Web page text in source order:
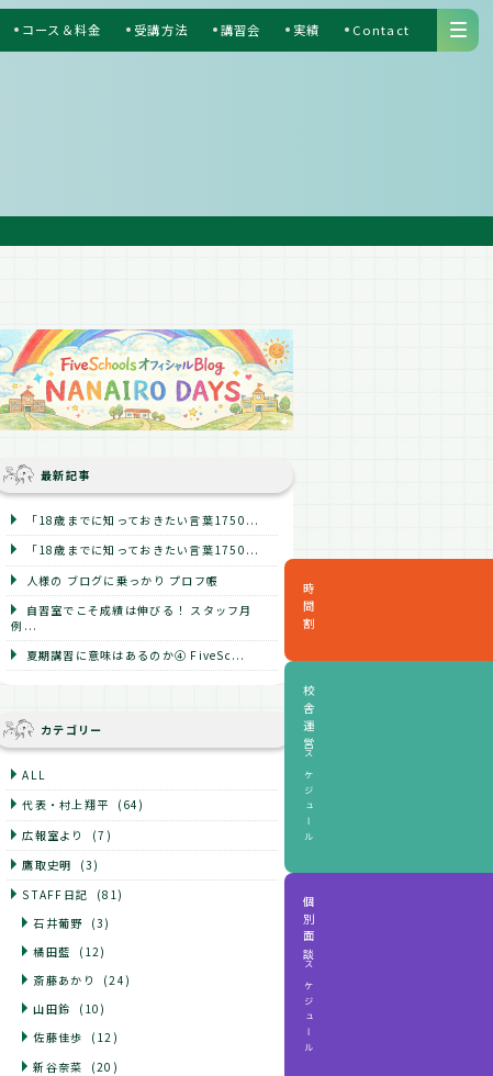
コース＆料金 受講方法 講習会 実績 Contact
最新記事
「18歳までに知っておきたい言葉1750...
「18歳までに知っておきたい言葉1750...
人様の ブログに乗っかり プロフ帳
自習室でこそ成績は伸びる！ スタッフ月
例...
夏期講習に意味はあるのか④ FiveSc...
カテゴリー
ALL
代表・村上翔平
(64)
広報室より
(7)
鷹取史明
(3)
STAFF日記
(81)
石井葡野 (3)
橘田藍
(12)
斎藤あかり
(24)
山田鈴
(10)
佐藤佳歩
(12)
新谷奈菜
(20)
時間割
校舎運営
スケジュール
個別面談
スケジュール